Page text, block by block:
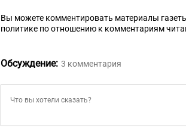
Вы можете комментировать материалы
политике по отношению к комментариям
Обсуждение: 3 комментария